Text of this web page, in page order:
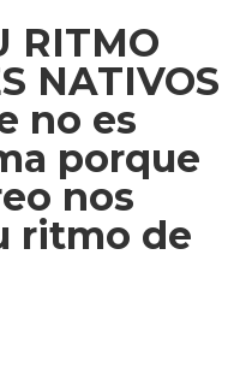
RITMO
NATIVOS
no es
porque
nos
ritmo de